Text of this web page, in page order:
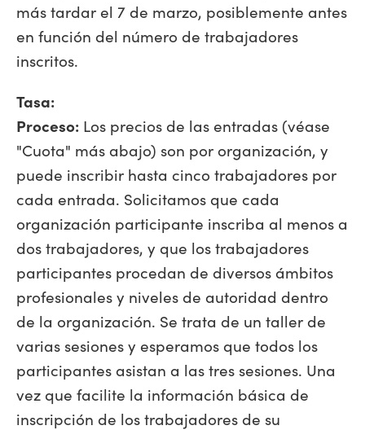
más tardar el 7 de marzo, posiblemente antes
en función del número de trabajadores
inscritos.
Tasa:
Proceso: Los precios de las entradas (véase
"Cuota" más abajo) son por organización, y
puede inscribir hasta cinco trabajadores por
cada entrada. Solicitamos que cada
organización participante inscriba al menos a
dos trabajadores, y que los trabajadores
participantes procedan de diversos ámbitos
profesionales y niveles de autoridad dentro
de la organización. Se trata de un taller de
varias sesiones y esperamos que todos los
participantes asistan a las tres sesiones. Una
vez que facilite la información básica de
inscripción de los trabajadores de su